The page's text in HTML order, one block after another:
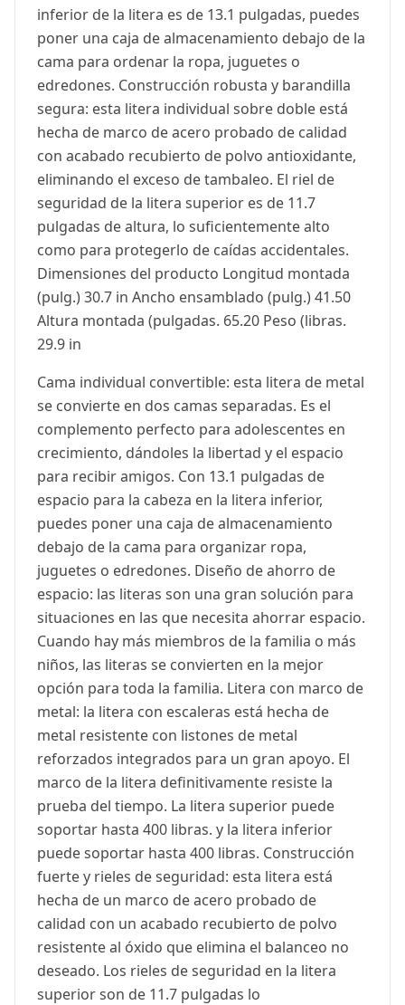
inferior de la litera es de 13.1 pulgadas, puedes
poner una caja de almacenamiento debajo de la
cama para ordenar la ropa, juguetes o
edredones. Construcción robusta y barandilla
segura: esta litera individual sobre doble está
hecha de marco de acero probado de calidad
con acabado recubierto de polvo antioxidante,
eliminando el exceso de tambaleo. El riel de
seguridad de la litera superior es de 11.7
pulgadas de altura, lo suficientemente alto
como para protegerlo de caídas accidentales.
Dimensiones del producto Longitud montada
(pulg.) 30.7 in Ancho ensamblado (pulg.) 41.50
Altura montada (pulgadas. 65.20 Peso (libras.
29.9 in
Cama individual convertible: esta litera de metal
se convierte en dos camas separadas. Es el
complemento perfecto para adolescentes en
crecimiento, dándoles la libertad y el espacio
para recibir amigos. Con 13.1 pulgadas de
espacio para la cabeza en la litera inferior,
puedes poner una caja de almacenamiento
debajo de la cama para organizar ropa,
juguetes o edredones. Diseño de ahorro de
espacio: las literas son una gran solución para
situaciones en las que necesita ahorrar espacio.
Cuando hay más miembros de la familia o más
niños, las literas se convierten en la mejor
opción para toda la familia. Litera con marco de
metal: la litera con escaleras está hecha de
metal resistente con listones de metal
reforzados integrados para un gran apoyo. El
marco de la litera definitivamente resiste la
prueba del tiempo. La litera superior puede
soportar hasta 400 libras. y la litera inferior
puede soportar hasta 400 libras. Construcción
fuerte y rieles de seguridad: esta litera está
hecha de un marco de acero probado de
calidad con un acabado recubierto de polvo
resistente al óxido que elimina el balanceo no
deseado. Los rieles de seguridad en la litera
superior son de 11.7 pulgadas lo